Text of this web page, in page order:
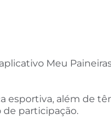
Meu
esportiva, além de
participação.